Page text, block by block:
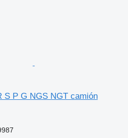
S P G NGS NGT camión